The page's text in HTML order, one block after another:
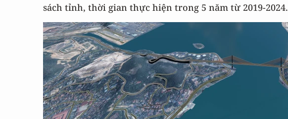
sách tỉnh, thời gian thực hiện trong 5 năm từ 2019-2024.